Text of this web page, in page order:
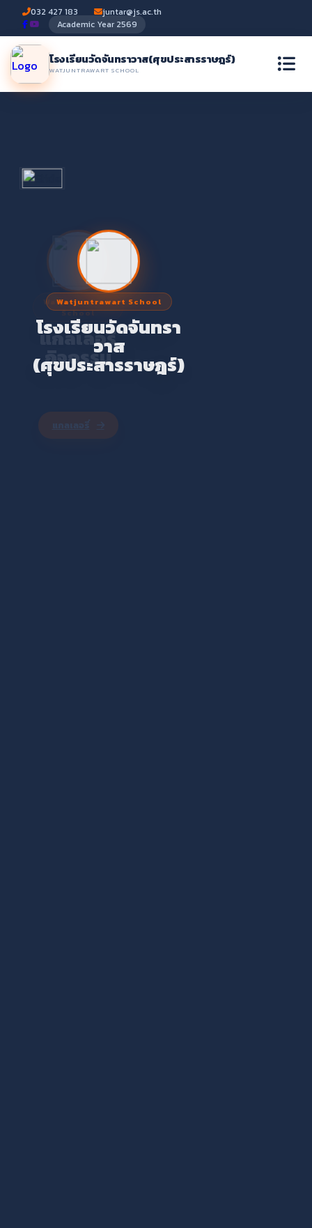
032 427 183
juntar@js.ac.th
Academic Year 2569
โรงเรียนวัดจันทราวาส(ศุขประสารราษฎร์)
WATJUNTRAWART SCHOOL
Watjuntrawart
School
แกลเลอรี่
กิจกรรม
แกลเลอรี่
Watjuntrawart School
โรงเรียนวัดจันทรา
วาส
(ศุขประสารราษฎร์)